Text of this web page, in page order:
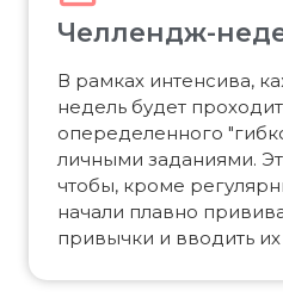
Челлендж-
В рамках интенсива,
недель будет
опеределенного
личными заданиями.
чтобы, кроме
начали плавно
привычки и вводить